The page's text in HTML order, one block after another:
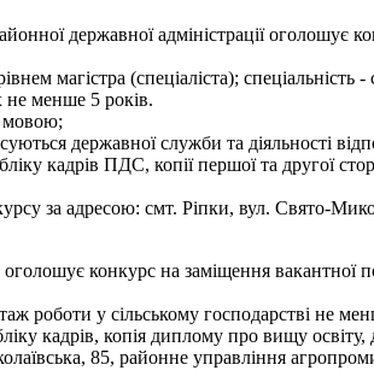
державної адміністрації
магістра (спеціаліста);
не менше 5 років.
мовою;
державної служби та діяльності
кадрів ПДС, копії першої та другої
за адресою: смт. Ріпки, вул. Свято-
конкурс на заміщення вакантної
роботи у сільському господарстві не
кадрів, копія диплому про вищу освіту,
85, районне управління